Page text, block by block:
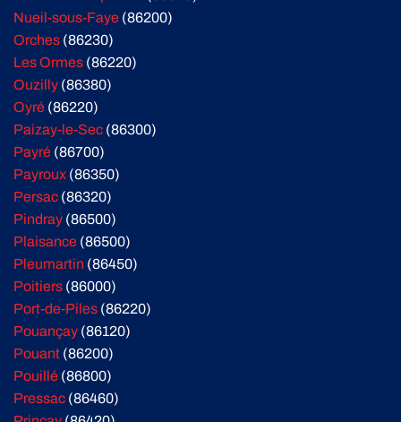
Nueil-sous-Faye (86200)
Orches (86230)
Les Ormes (86220)
Ouzilly (86380)
Oyré (86220)
Paizay-le-Sec (86300)
Payré (86700)
Payroux (86350)
Persac (86320)
Pindray (86500)
Plaisance (86500)
Pleumartin (86450)
Poitiers (86000)
Port-de-Piles (86220)
Pouançay (86120)
Pouant (86200)
Pouillé (86800)
Pressac (86460)